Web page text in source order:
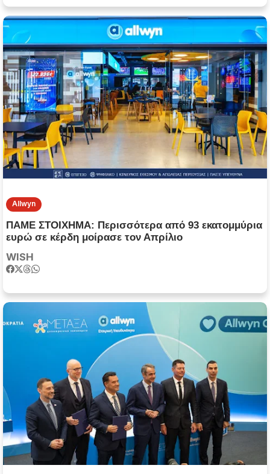
Allwyn
ΠΑΜΕ ΣΤΟΙΧΗΜΑ: Περισσότερα από 93 εκατομμύρια
ευρώ σε κέρδη μοίρασε τον Απρίλιο
WISH